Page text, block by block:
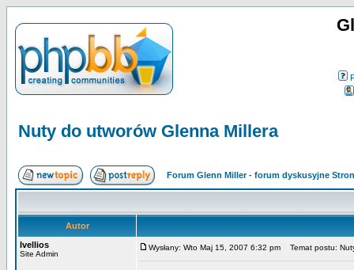
Nuty do utworów Glenna Millera
Forum Glenn Miller - forum dyskusyjne
Autor
Ivellios
Site Admin
Wysłany: Wto Maj 15, 2007 6:32 pm Temat postu: